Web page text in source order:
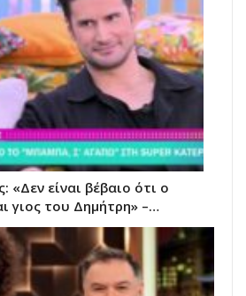
«Δεν είναι βέβαιο ότι ο
γιος του Δημήτρη» –…